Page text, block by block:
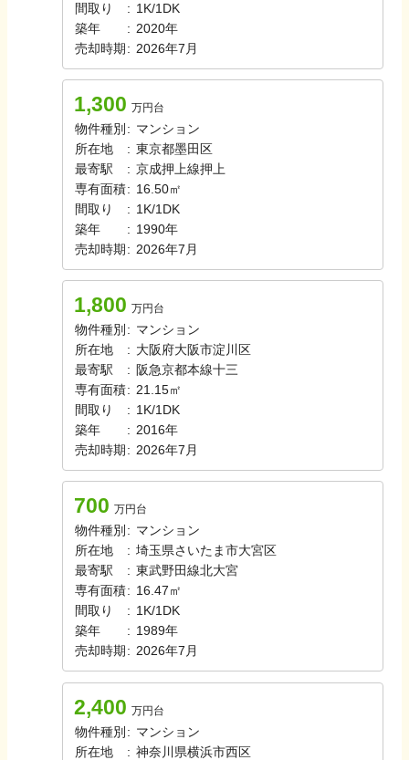
間取り
: 1K/1DK
築年
: 2020年
売却時期 : 2026年7月
1,300 万円台
物件種別 : マンション
所在地
: 東京都墨田区
最寄駅
: 京成押上線押上
専有面積: 16.50㎡
間取り
: 1K/1DK
築年
: 1990年
売却時期 : 2026年7月
1,800 万円台
物件種別 : マンション
所在地
: 大阪府大阪市淀川区
最寄駅
: 阪急京都本線十三
専有面積: 21.15㎡
間取り
: 1K/1DK
築年
: 2016年
売却時期 : 2026年7月
700 万円台
物件種別 : マンション
所在地
: 埼玉県さいたま市大宮区
最寄駅
: 東武野田線北大宮
専有面積: 16.47㎡
間取り
: 1K/1DK
築年
: 1989年
売却時期 : 2026年7月
2,400 万円台
物件種別 : マンション
所在地
: 神奈川県横浜市西区